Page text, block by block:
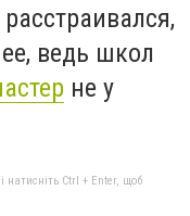
ведь школ
не у
натисніть Ctrl + Enter, щоб